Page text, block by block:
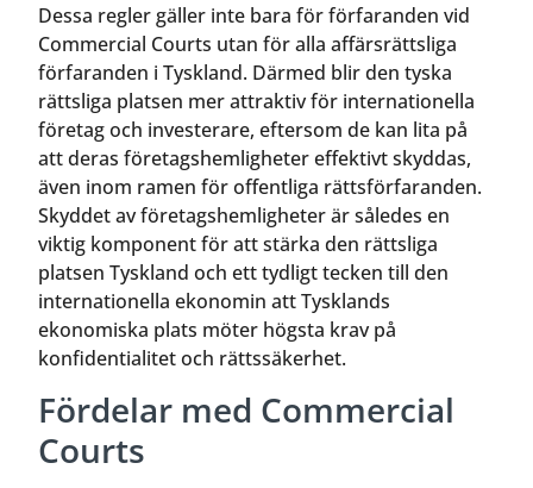
Dessa regler gäller inte bara för förfaranden vid
Commercial Courts utan för alla affärsrättsliga
förfaranden i Tyskland. Därmed blir den tyska
rättsliga platsen mer attraktiv för internationella
företag och investerare, eftersom de kan lita på
att deras företagshemligheter effektivt skyddas,
även inom ramen för offentliga rättsförfaranden.
Skyddet av företagshemligheter är således en
viktig komponent för att stärka den rättsliga
platsen Tyskland och ett tydligt tecken till den
internationella ekonomin att Tysklands
ekonomiska plats möter högsta krav på
konfidentialitet och rättssäkerhet.
Fördelar med Commercial
Courts